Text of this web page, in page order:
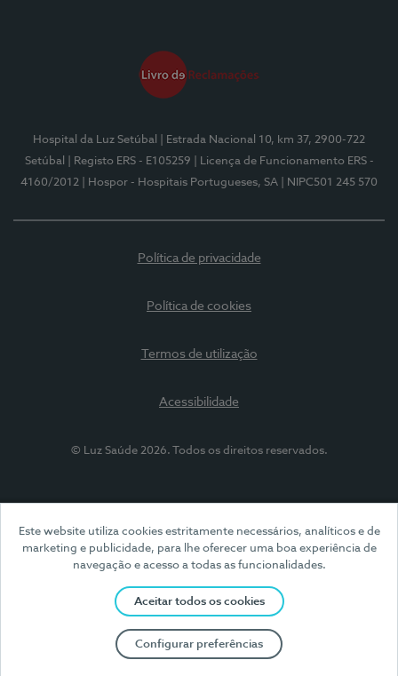
Este website utiliza cookies estritamente necessários, analíticos e de
marketing e publicidade, para lhe oferecer uma boa experiência de
navegação e acesso a todas as funcionalidades.
Aceitar todos os cookies
Configurar preferências
Hospital da Luz Setúbal
| Estrada Nacional 10, km 37, 2900-722
Setúbal
| Registo ERS - E105259
| Licença de Funcionamento ERS -
4160/2012
| Hospor - Hospitais Portugueses, SA | NIPC501 245 570
Política de privacidade
Política de cookies
Termos de utilização
Acessibilidade
© Luz Saúde 2026. Todos os direitos reservados.